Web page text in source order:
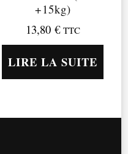
+15kg)
13,80 € TTC
LIRE LA SUITE